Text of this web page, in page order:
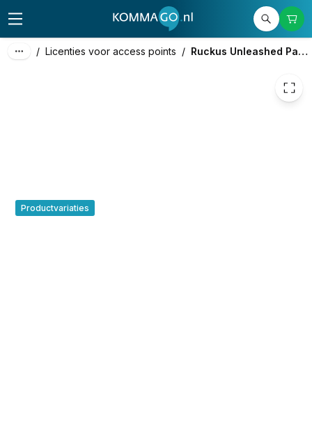
/ Licenties voor access points / Ruckus Unleashed Partner Support
Productvariaties